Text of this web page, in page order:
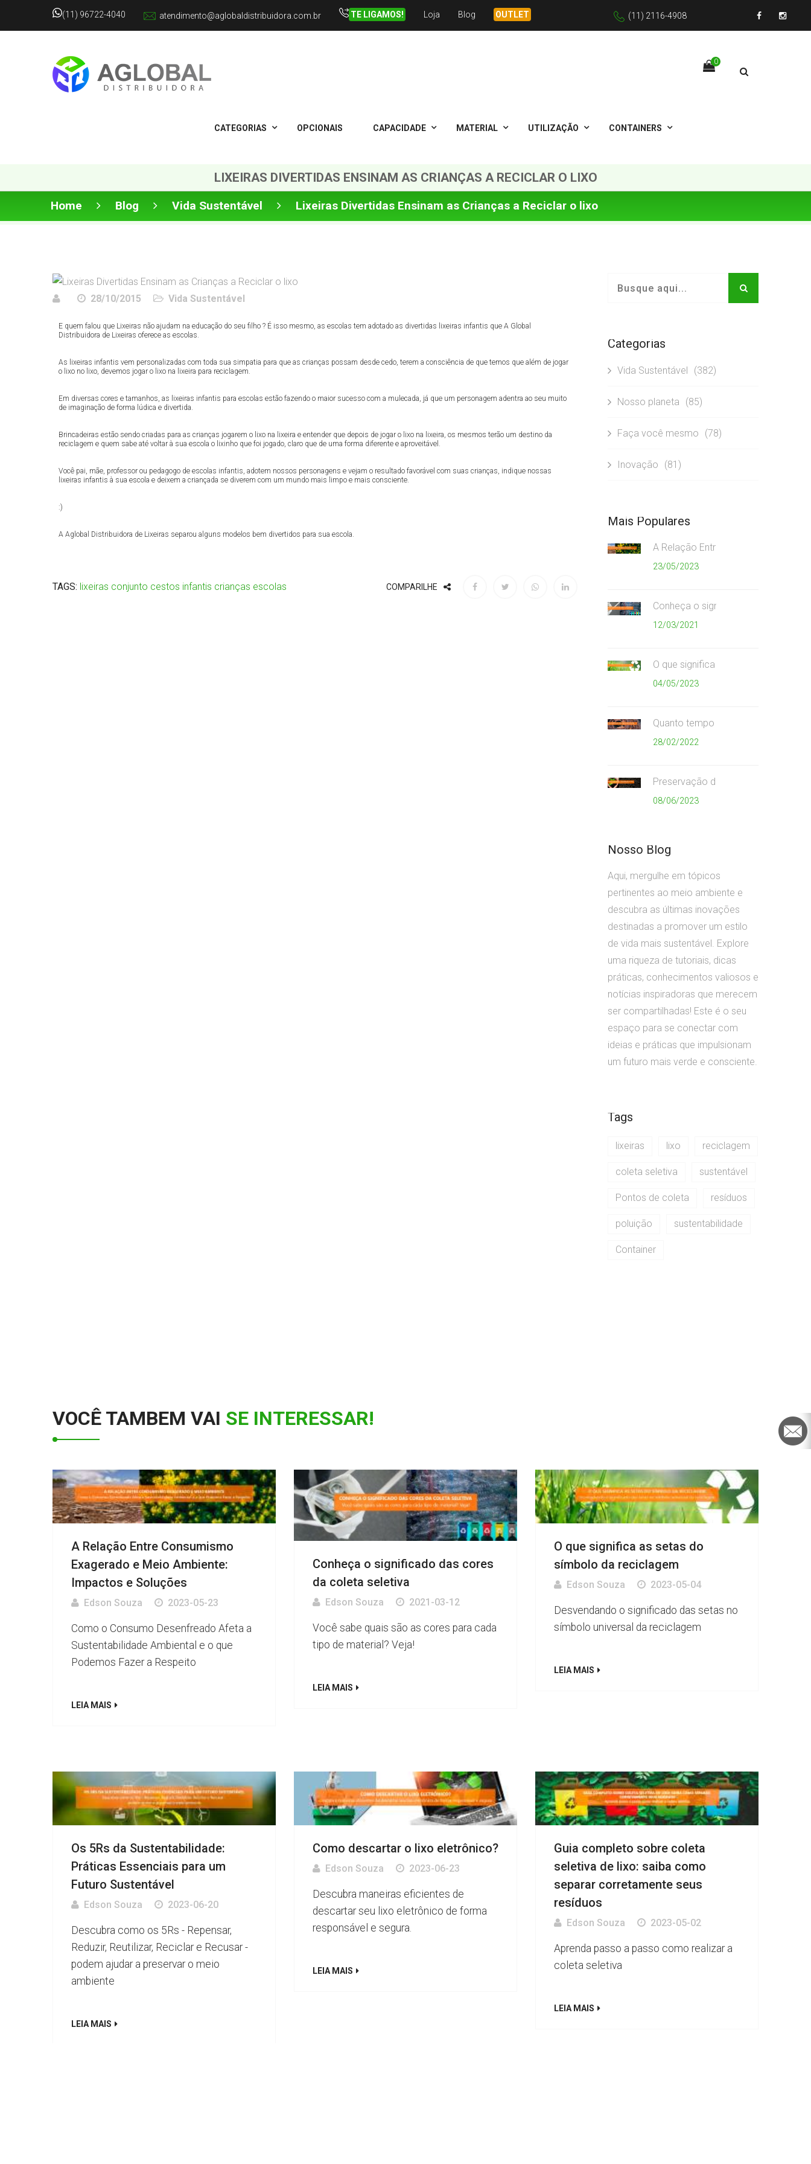
(11) 96722-4040 atendimento@aglobaldistribuidora.com.br TE LIGAMOS! Loja Blog OUTLET (11) 2116-4908
Facebook
0
CATEGORIAS OPCIONAIS CAPACIDADE MATERIAL UTILIZAÇÃO CONTAINERS
LIXEIRAS DIVERTIDAS ENSINAM AS CRIANÇAS A RECICLAR O LIXO
Home Blog Vida Sustentável Lixeiras Divertidas Ensinam as Crianças a Reciclar o lixo
28/10/2015 Vida Sustentável
E quem falou que Lixeiras não ajudam na educação do seu filho ? É isso mesmo, as escolas tem adotado as divertidas lixeiras infantis que A Global
Distribuidora de Lixeiras oferece as escolas.
As lixeiras infantis vem personalizadas com toda sua simpatia para que as crianças possam desde cedo, terem a consciência de que temos que além de jogar
o lixo no lixo, devemos jogar o lixo na lixeira para reciclagem.
Em diversas cores e tamanhos, as lixeiras infantis para escolas estão fazendo o maior sucesso com a mulecada, já que um personagem adentra ao seu muito
de imaginação de forma lúdica e divertida.
Brincadeiras estão sendo criadas para as crianças jogarem o lixo na lixeira e entender que depois de jogar o lixo na lixeira, os mesmos terão um destino da
reciclagem e quem sabe até voltar à sua escola o lixinho que foi jogado, claro que de uma forma diferente e aproveitável.
Você pai, mãe, professor ou pedagogo de escolas infantis, adotem nossos personagens e vejam o resultado favorável com suas crianças, indique nossas
lixeiras infantis à sua escola e deixem a criançada se diverem com um mundo mais limpo e mais consciente.
:)
A Aglobal Distribuidora de Lixeiras separou alguns modelos bem divertidos para sua escola.
TAGS: lixeiras conjunto cestos infantis crianças escolas COMPARILHE
Categorias
Vida Sustentável (382)
Nosso planeta (85)
Faça você mesmo (78)
Inovação (81)
Mais Populares
A Relação Entre Consumismo
23/05/2023
Conheça o significado das cores da
12/03/2021
O que significa as setas do símbolo
04/05/2023
Quanto tempo que cada material
28/02/2022
Preservação do meio ambiente
08/06/2023
Nosso Blog
Aqui, mergulhe em tópicos
pertinentes ao meio ambiente e
descubra as últimas inovações
destinadas a promover um estilo
de vida mais sustentável. Explore
uma riqueza de tutoriais, dicas
práticas, conhecimentos valiosos e
notícias inspiradoras que merecem
ser compartilhadas! Este é o seu
espaço para se conectar com
ideias e práticas que impulsionam
um futuro mais verde e consciente.
Tags
lixeiras lixo reciclagem
coleta seletiva sustentável
Pontos de coleta resíduos
poluição sustentabilidade
Container
VOCÊ TAMBEM VAI SE INTERESSAR!
A Relação Entre Consumismo
Exagerado e Meio Ambiente:
Impactos e Soluções
Edson Souza 2023-05-23
Como o Consumo Desenfreado Afeta a
Sustentabilidade Ambiental e o que
Podemos Fazer a Respeito
LEIA MAIS
Conheça o significado das cores
da coleta seletiva
Edson Souza 2021-03-12
Você sabe quais são as cores para cada
tipo de material? Veja!
LEIA MAIS
O que significa as setas do
símbolo da reciclagem
Edson Souza 2023-05-04
Desvendando o significado das setas no
símbolo universal da reciclagem
LEIA MAIS
Os 5Rs da Sustentabilidade:
Práticas Essenciais para um
Futuro Sustentável
Edson Souza 2023-06-20
Descubra como os 5Rs - Repensar,
Reduzir, Reutilizar, Reciclar e Recusar -
podem ajudar a preservar o meio
ambiente
LEIA MAIS
Como descartar o lixo eletrônico?
Edson Souza 2023-06-23
Descubra maneiras eficientes de
descartar seu lixo eletrônico de forma
responsável e segura.
LEIA MAIS
Guia completo sobre coleta
seletiva de lixo: saiba como
separar corretamente seus
resíduos
Edson Souza 2023-05-02
Aprenda passo a passo como realizar a
coleta seletiva
LEIA MAIS